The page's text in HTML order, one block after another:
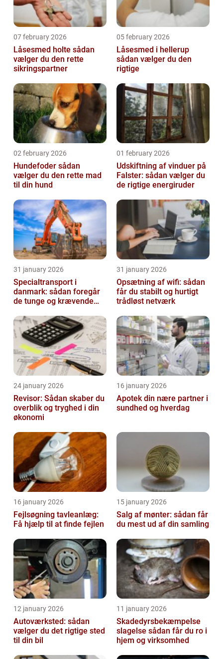
07 february 2026
Låsesmed holte sådan
vælger du den rette
sikringspartner
05 february 2026
Låsesmed i hellerup
sådan vælger du den
rigtige
02 february 2026
Hundefoder sådan
vælger du den rette mad
til din hund
01 february 2026
Udskiftning af vinduer på
Falster: sådan vælger du
de rigtige energiruder
31 january 2026
Specialtransport i
danmark: sådan foregår
de tunge og krævende
31 january 2026
Opsætning af wifi: sådan
får du stabilt og hurtigt
trådløst netværk
24 january 2026
Revisor: Sådan skaber du
overblik og tryghed i din
økonomi
16 january 2026
Apotek din nære partner i
sundhed og hverdag
16 january 2026
Fejlsøgning tavleanlæg:
Få hjælp til at finde fejlen
15 january 2026
Salg af mønter: sådan får
du mest ud af din samling
12 january 2026
Autoværksted: sådan
vælger du det rigtige sted
til din bil
11 january 2026
Skadedyrsbekæmpelse
slagelse sådan får du ro i
hjem og virksomhed